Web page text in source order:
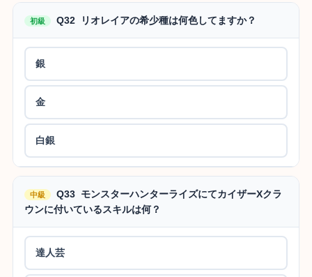
初級 Q32 リオレイアの希少種は何色してますか？
銀
金
白銀
中級
Q33 モンスターハンターライズにてカイザーXクラ
ウンに付いているスキルは何？
達人芸